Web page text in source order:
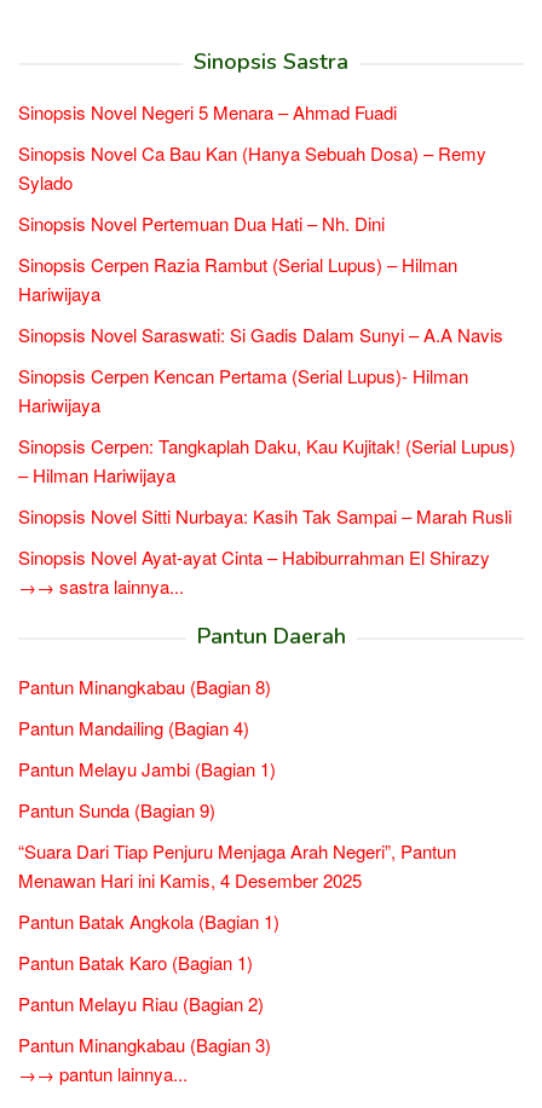
Sinopsis Sastra
Sinopsis Novel Negeri 5 Menara – Ahmad Fuadi
Sinopsis Novel Ca Bau Kan (Hanya Sebuah Dosa) – Remy
Sylado
Sinopsis Novel Pertemuan Dua Hati – Nh. Dini
Sinopsis Cerpen Razia Rambut (Serial Lupus) – Hilman
Hariwijaya
Sinopsis Novel Saraswati: Si Gadis Dalam Sunyi – A.A Navis
Sinopsis Cerpen Kencan Pertama (Serial Lupus)- Hilman
Hariwijaya
Sinopsis Cerpen: Tangkaplah Daku, Kau Kujitak! (Serial Lupus)
– Hilman Hariwijaya
Sinopsis Novel Sitti Nurbaya: Kasih Tak Sampai – Marah Rusli
Sinopsis Novel Ayat-ayat Cinta – Habiburrahman El Shirazy
→→ sastra lainnya...
Pantun Daerah
Pantun Minangkabau (Bagian 8)
Pantun Mandailing (Bagian 4)
Pantun Melayu Jambi (Bagian 1)
Pantun Sunda (Bagian 9)
“Suara Dari Tiap Penjuru Menjaga Arah Negeri”, Pantun
Menawan Hari ini Kamis, 4 Desember 2025
Pantun Batak Angkola (Bagian 1)
Pantun Batak Karo (Bagian 1)
Pantun Melayu Riau (Bagian 2)
Pantun Minangkabau (Bagian 3)
→→ pantun lainnya...